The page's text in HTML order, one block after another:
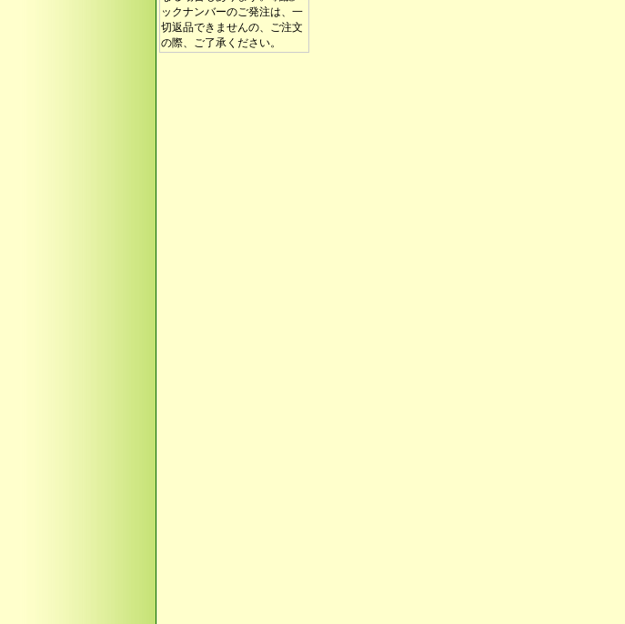
ックナンバーのご発注は、一
切返品できませんの、ご注文
の際、ご了承ください。